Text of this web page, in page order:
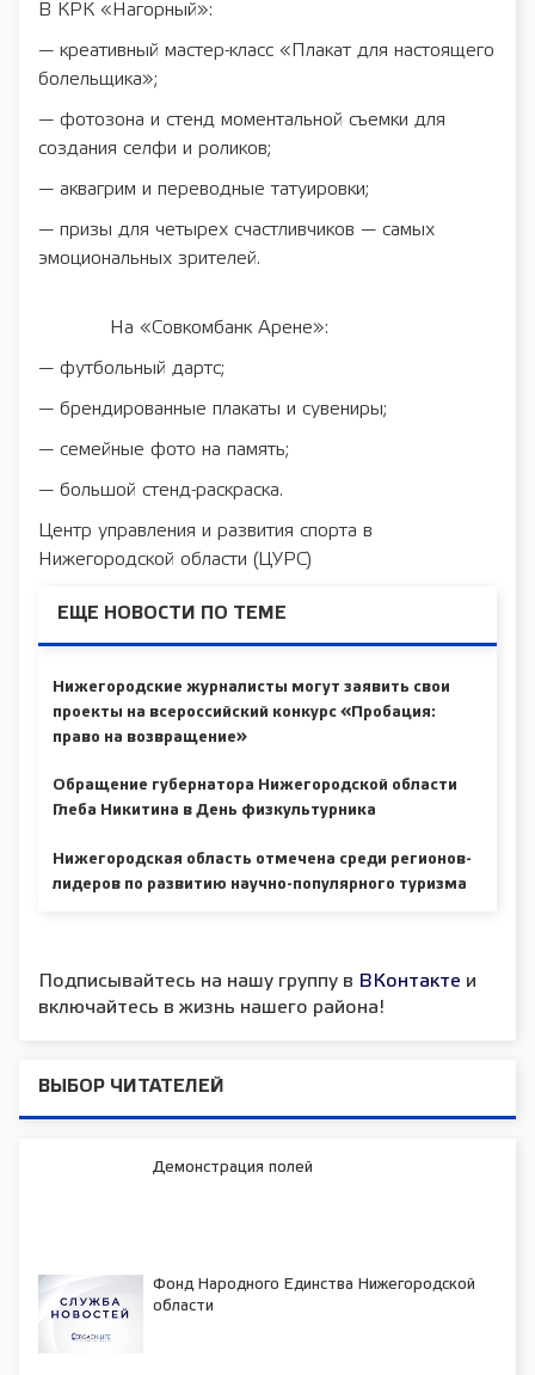
В КРК «Нагорный»:
— креативный мастер-класс «Плакат для настоящего
болельщика»;
— фотозона и стенд моментальной съемки для
создания селфи и роликов;
— аквагрим и переводные татуировки;
— призы для четырех счастливчиков — самых
эмоциональных зрителей.
На «Совкомбанк Арене»:
— футбольный дартс;
— брендированные плакаты и сувениры;
— семейные фото на память;
— большой стенд-раскраска.
Центр управления и развития спорта в
Нижегородской области (ЦУРС)
ЕЩЕ НОВОСТИ ПО ТЕМЕ
Нижегородские журналисты могут заявить свои
проекты на всероссийский конкурс «Пробация:
право на возвращение»
Обращение губернатора Нижегородской области
Глеба Никитина в День физкультурника
Нижегородская область отмечена среди регионов-
лидеров по развитию научно-популярного туризма
Подписывайтесь на нашу группу в ВКонтакте и
включайтесь в жизнь нашего района!
ВЫБОР ЧИТАТЕЛЕЙ
Демонстрация полей
Фонд Народного Единства Нижегородской
области